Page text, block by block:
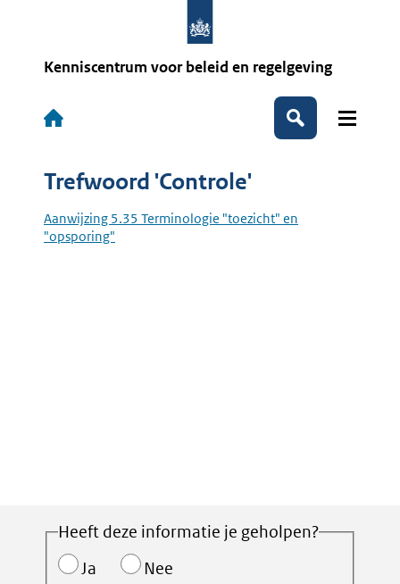
Kenniscentrum voor beleid en regelgeving
Hoofdnavigatie
Zoeken
Trefwoord 'Controle'
Aanwijzing 5.35 Terminologie "toezicht" en
"opsporing"
Heeft deze informatie je geholpen?
Ja
Nee